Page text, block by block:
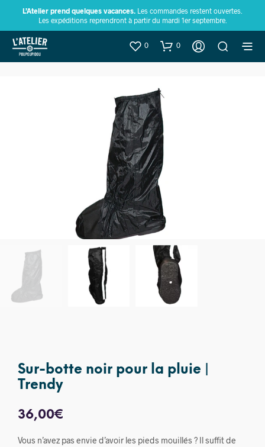
L’Atelier prend quelques vacances. Les commandes restent ouvertes.
Les expéditions reprendront à partir du mardi 1er septembre.
0 0
Sur-botte noir pour la pluie |
Trendy
36,00€
Vous n’avez pas envie d’avoir les pieds mouillés ? Il suffit de